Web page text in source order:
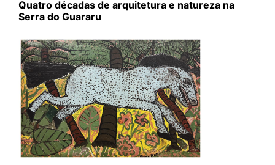
Quatro décadas de arquitetura e natureza na
Serra do Guararu